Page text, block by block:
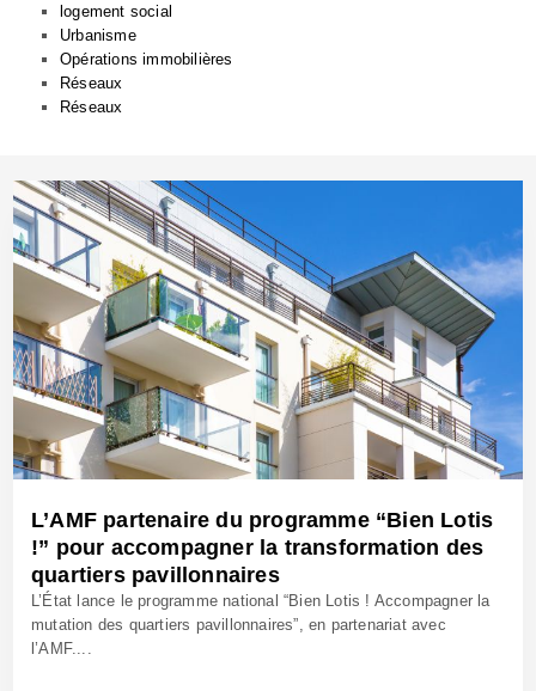
logement social
Urbanisme
Opérations immobilières
Réseaux
Réseaux
L’AMF partenaire du programme “Bien Lotis
!” pour accompagner la transformation des
quartiers pavillonnaires
L’État lance le programme national “Bien Lotis ! Accompagner la
mutation des quartiers pavillonnaires”, en partenariat avec
l’AMF....